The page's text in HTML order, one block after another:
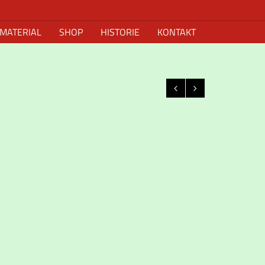
SHOP HISTORIE KONTAKT